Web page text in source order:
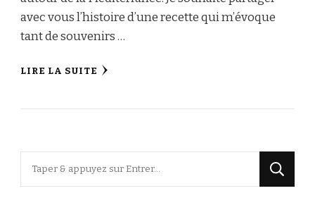
avec vous l’histoire d’une recette qui m’évoque
tant de souvenirs …
LIRE LA SUITE